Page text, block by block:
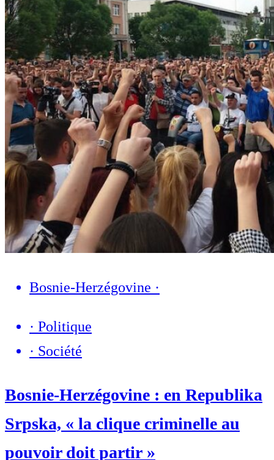
Bosnie-Herzégovine ·
· Politique
· Société
Bosnie-Herzégovine : en Republika
Srpska, « la clique criminelle au
pouvoir doit partir »